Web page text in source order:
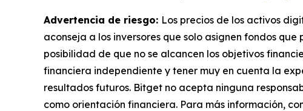
Advertencia de riesgo: Los precios de los activos
aconseja a los inversores que solo asignen fondos
posibilidad de que no se alcancen los objetivos
financiera independiente y tener muy en cuenta la
resultados futuros. Bitget no acepta ninguna
como orientación financiera. Para más información,